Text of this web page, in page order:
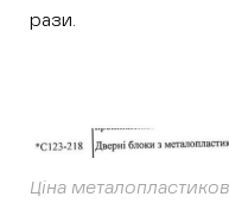
рази.
Ціна